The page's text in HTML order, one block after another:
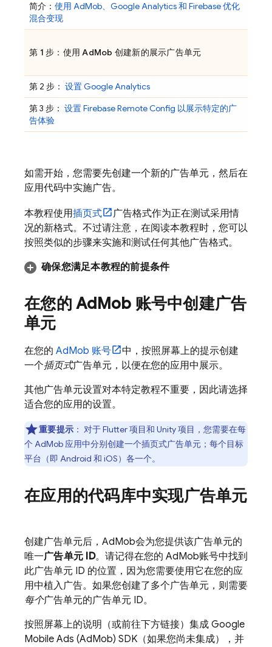
简介： 使用 AdMob、 Google Analytics和 Firebase 优化
混合变现
第 1 步：使用AdMob 创建新的展示广告单元
第 2 步： 设置 Google Analytics
第 3 步： 设置Firebase Remote Config 以展示特定的广
告体验
如需开始，您需要先创建一个新的广告单元，然后在
应用代码中实施广告。
本教程使用插页式
广告格式作为正在测试采用情
况的新格式。不过请注意，在阅读本教程时，您可以
按照类似的步骤来实施和测试任何其他广告格式。
确保您满足本教程的前提条件
在您的 AdMob 账号中创建广告
单元
在您的 AdMob 账号
中，按照屏幕上的提示创建
一个插页式广告单元，以便在您的应用中展示。
其他广告单元设置对本特定教程不重要，因此请选择
适合您的应用的设置。
重要提示 ： 对于 Flutter 项目和 Unity 项目，您需要在每
个 AdMob 应用中分别创建一个插页式广告单元；每个目标
平台（即 Android 和 iOS）各一个。
在应用的代码库中实现广告单元
创建广告单元后， AdMob会为您提供该广告单元的
唯一广告单元 ID。请记得在您的 AdMob账号中找到
此广告单元 ID 的位置，因为您需要使用它在您的应
用中植入广告。如果您创建了多个广告单元，则需要
每个广告单元的广告单元 ID。
按照屏幕上的说明（或前往下方链接）集成 Google
Mobile Ads (AdMob) SDK（如果您尚未集成），并